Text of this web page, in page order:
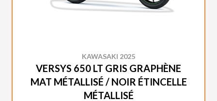
KAWASAKI 2025
VERSYS 650 LT GRIS GRAPHÈNE
MAT MÉTALLISÉ / NOIR ÉTINCELLE
MÉTALLISÉ